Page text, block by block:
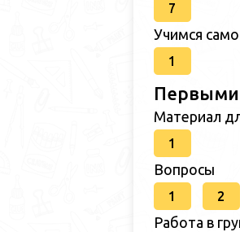
7
Учимся
1
Материал
1
Вопросы
1 2
Работа в